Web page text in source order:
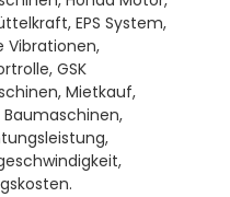
EPS System,
Vibrationen,
GSK
Mietkauf,
Baumaschinen,